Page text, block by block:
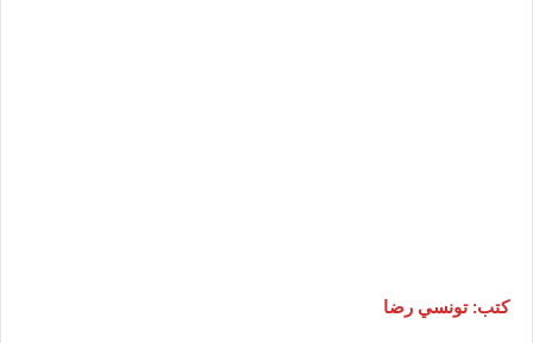
كتب: تونسي رضا